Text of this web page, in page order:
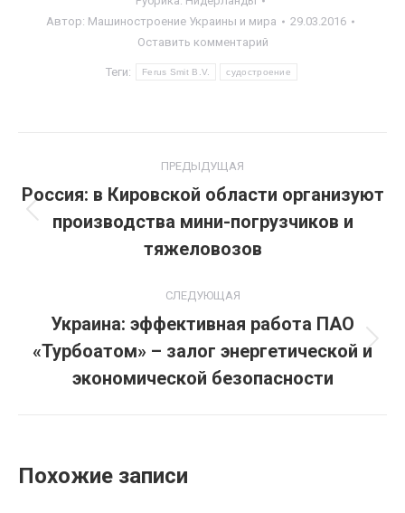
Автор: Машиностроение Украины и мира
29.03.2016
Оставить комментарий
Теги: Ferus Smit B.V. судостроение
по
записям
ПРЕДЫДУЩАЯ
Предыдущая
запись:
Россия: в Кировской области организуют
производства мини-погрузчиков и
тяжеловозов
СЛЕДУЮЩАЯ
Следующая
запись:
Украина: эффективная работа ПАО
«Турбоатом» – залог энергетической и
экономической безопасности
Похожие записи